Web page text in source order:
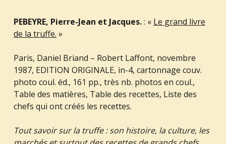
PEBEYRE, Pierre-Jean et Jacques.: « Le grand livre
de la truffe. »
Paris, Daniel Briand – Robert Laffont, novembre
1987, EDITION ORIGINALE, in-4, cartonnage couv.
photo coul. éd., 161 pp., très nb. photos en coul.,
Table des matières, Table des recettes, Liste des
chefs qui ont créés les recettes.
Tout savoir sur la truffe : son histoire, la culture, les